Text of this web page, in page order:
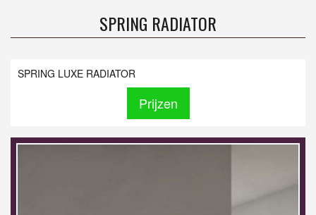
SPRING RADIATOR
SPRING LUXE RADIATOR
Prijzen